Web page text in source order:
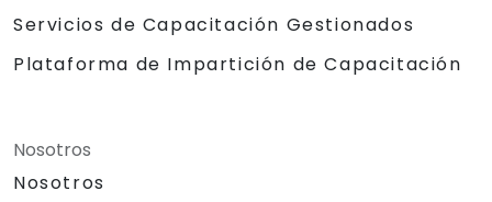
Servicios de Capacitación Gestionados
Plataforma de Impartición de Capacitación
Nosotros
Nosotros